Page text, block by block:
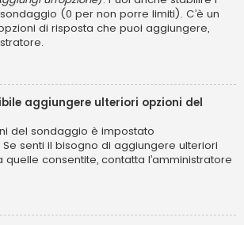
(0 per non porre limiti). C’è un
di risposta che puoi aggiungere,
aggiungere ulteriori opzioni del
del sondaggio è impostato
Se senti il bisogno di aggiungere ulteriori
consentite, contatta l’amministratore